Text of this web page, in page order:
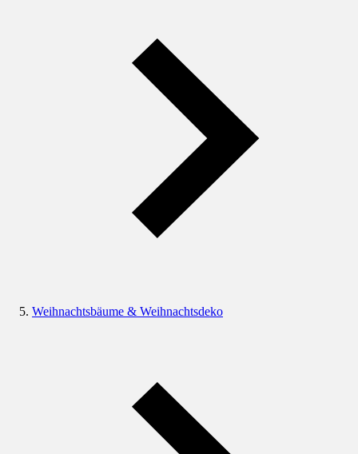
Weihnachtsbäume & Weihnachtsdeko